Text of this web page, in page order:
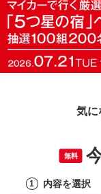
気に
無料
1 内容を選択